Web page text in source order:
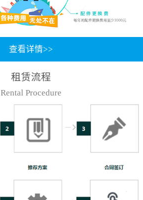
查看详情>>
租赁流程
Rental Procedure